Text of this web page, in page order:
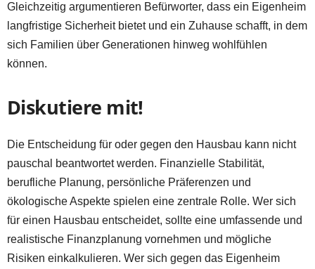
Gleichzeitig argumentieren Befürworter, dass ein Eigenheim
langfristige Sicherheit bietet und ein Zuhause schafft, in dem
sich Familien über Generationen hinweg wohlfühlen
können.
Diskutiere mit!
Die Entscheidung für oder gegen den Hausbau kann nicht
pauschal beantwortet werden. Finanzielle Stabilität,
berufliche Planung, persönliche Präferenzen und
ökologische Aspekte spielen eine zentrale Rolle. Wer sich
für einen Hausbau entscheidet, sollte eine umfassende und
realistische Finanzplanung vornehmen und mögliche
Risiken einkalkulieren. Wer sich gegen das Eigenheim